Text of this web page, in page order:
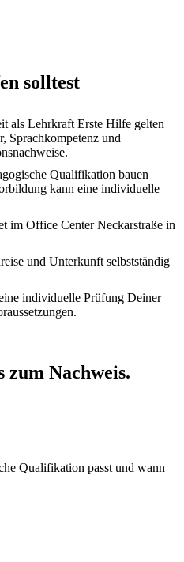
solltest
als Lehrkraft Erste Hilfe gelten
Sprachkompetenz und
Qualifikation bauen
kann eine individuelle
im Office Center Neckarstraße in
und Unterkunft selbstständig
individuelle Prüfung Deiner
zum Nachweis.
Qualifikation passt und wann